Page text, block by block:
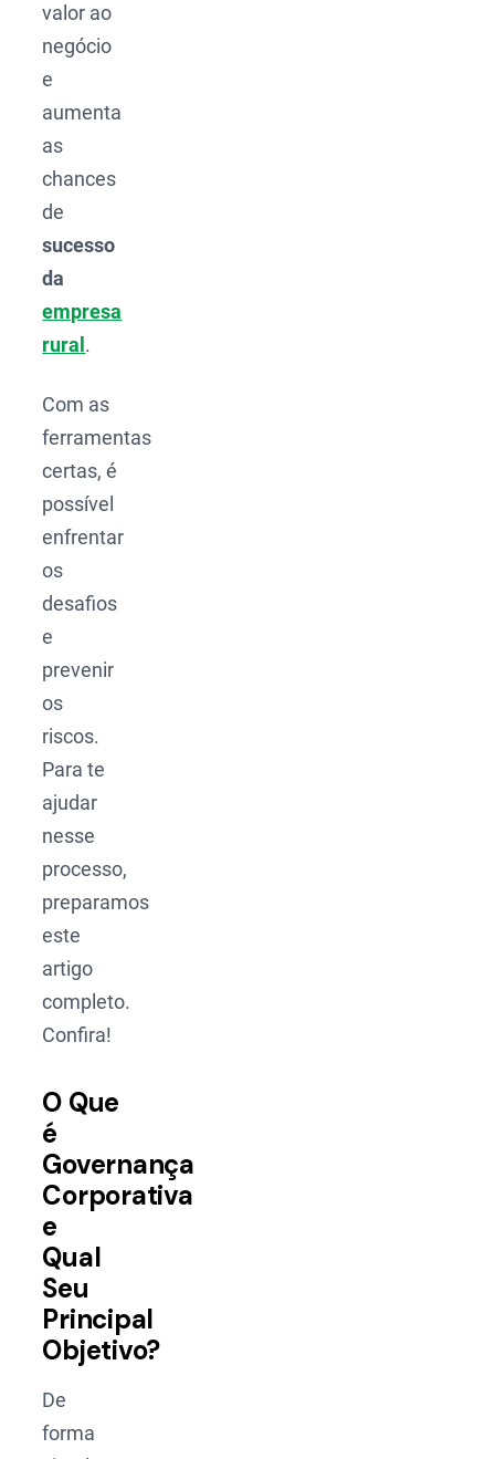
valor ao
negócio
e
aumenta
as
chances
de
sucesso
da
empresa
rural .
Com as
ferramentas
certas, é
possível
enfrentar
os
desafios
e
prevenir
os
riscos.
Para te
ajudar
nesse
processo,
preparamos
este
artigo
completo.
Confira!
O Que
é
Governança
Corporativa
e
Qual
Seu
Principal
Objetivo?
De
forma